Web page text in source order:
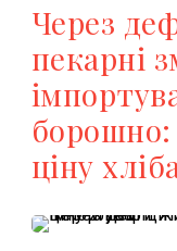
Через
пекарні
ціну